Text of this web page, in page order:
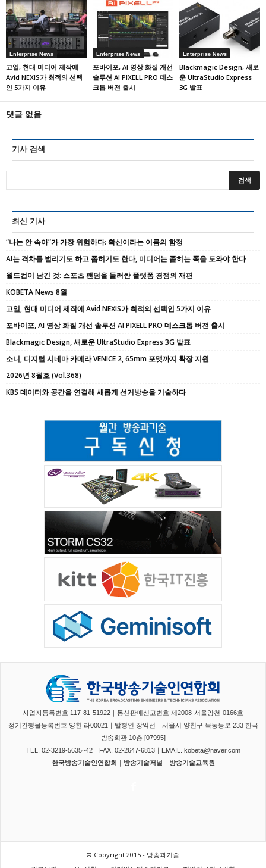
Enterprise News
고일, 현대 미디어 제작에
Avid NEXIS가 최적의 선택
인 5가지 이유
Enterprise News
포바이포, AI 영상 화질 개선
솔루션 AI PIXELL PRO 데스
크톱 버전 출시
Enterprise News
Blackmagic Design, 새로
운 UltraStudio Express
3G 발표
댓글 없음
기사 검색
최신 기사
“나는 안 속아”가 가장 위험하다: 확신이라는 이름의 함정
AI는 격차를 벌리기도 하고 좁히기도 한다, 미디어는 좁히는 쪽을 도와야 한다
월드컵이 남긴 것: 스포츠 팬덤을 둘러싼 플랫폼 경쟁의 재편
KOBETA News 8월
고일, 현대 미디어 제작에 Avid NEXIS가 최적의 선택인 5가지 이유
포바이포, AI 영상 화질 개선 솔루션 AI PIXELL PRO 데스크톱 버전 출시
Blackmagic Design, 새로운 UltraStudio Express 3G 발표
소니, 디지털 시네마 카메라 VENICE 2, 65mm 포맷까지 확장 지원
2026년 8월호 (Vol.368)
KBS 데이터와 공간을 연결해 새롭게 선거방송을 기술하다
사업자등록번호 117-81-51922｜통신판매신고번호 제2008-서울양천-0166호
정기간행물등록번호 양천 라00021｜발행인 장익선｜서울시 양천구 목동동로 233 한국
방송회관 10층 [07995]
TEL. 02-3219-5635~42｜FAX. 02-2647-6813｜EMAIL. kobeta@naver.com
한국방송기술인연합회 ｜ 방송기술저널 ｜ 방송기술교육원
© Copyright 2015 - 방송과기술